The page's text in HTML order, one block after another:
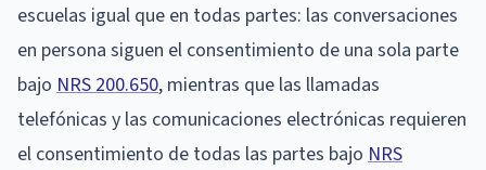
escuelas igual que en todas partes: las conversaciones
en persona siguen el consentimiento de una sola parte
bajo NRS 200.650, mientras que las llamadas
telefónicas y las comunicaciones electrónicas requieren
el consentimiento de todas las partes bajo NRS